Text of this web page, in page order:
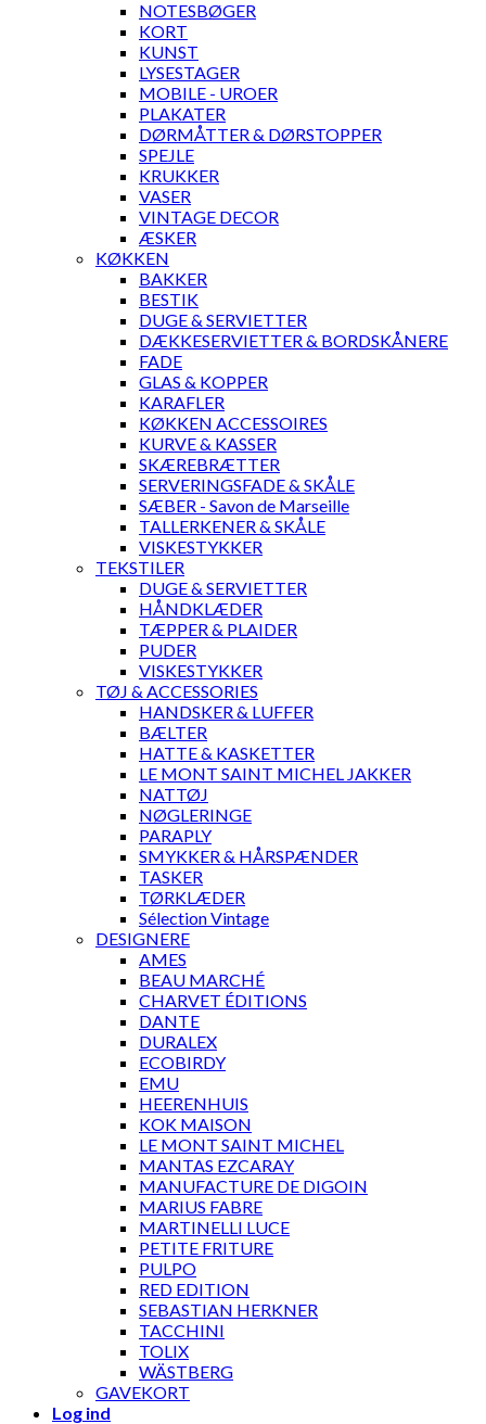
NOTESBØGER
KORT
KUNST
LYSESTAGER
MOBILE - UROER
PLAKATER
DØRMÅTTER & DØRSTOPPER
SPEJLE
KRUKKER
VASER
VINTAGE DECOR
ÆSKER
KØKKEN
BAKKER
BESTIK
DUGE & SERVIETTER
DÆKKESERVIETTER & BORDSKÅNERE
FADE
GLAS & KOPPER
KARAFLER
KØKKEN ACCESSOIRES
KURVE & KASSER
SKÆREBRÆTTER
SERVERINGSFADE & SKÅLE
SÆBER - Savon de Marseille
TALLERKENER & SKÅLE
VISKESTYKKER
TEKSTILER
DUGE & SERVIETTER
HÅNDKLÆDER
TÆPPER & PLAIDER
PUDER
VISKESTYKKER
TØJ & ACCESSORIES
HANDSKER & LUFFER
BÆLTER
HATTE & KASKETTER
LE MONT SAINT MICHEL JAKKER
NATTØJ
NØGLERINGE
PARAPLY
SMYKKER & HÅRSPÆNDER
TASKER
TØRKLÆDER
Sélection Vintage
DESIGNERE
AMES
BEAU MARCHÉ
CHARVET ÉDITIONS
DANTE
DURALEX
ECOBIRDY
EMU
HEERENHUIS
KOK MAISON
LE MONT SAINT MICHEL
MANTAS EZCARAY
MANUFACTURE DE DIGOIN
MARIUS FABRE
MARTINELLI LUCE
PETITE FRITURE
PULPO
RED EDITION
SEBASTIAN HERKNER
TACCHINI
TOLIX
WÄSTBERG
GAVEKORT
Log ind